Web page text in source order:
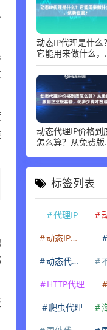
动态IP代理是什么？
它能用来做什么，
动态代理IP价格到
怎么算？从免费版
企业级套餐，花多
钱才合适
标签列表
代理IP
动态IP代理
动态代理IP
HTTP代理
爬虫代理